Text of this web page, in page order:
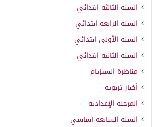
السنة الثالثة ابتدائي
السنة الرابعة ابتدائي
السنة الأولى ابتدائي
السنة الثانية ابتدائي
مناظرة السيزيام
أخبار تربوية
المرحلة الإعدادية
السنة السابعة أساسي